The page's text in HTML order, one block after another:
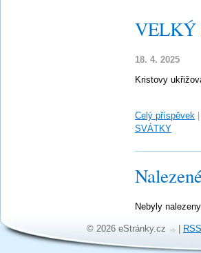
VELKÝ
18. 4. 2025
Kristovy
Celý příspěvek
SVÁTKY
Nebyly
© 2026 eStránky.cz RSS